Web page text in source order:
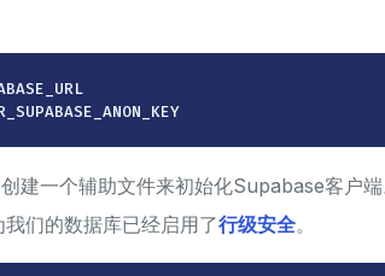
建一个辅助文件来初始化Supabase客户
们的数据库已经启用了行级安全。